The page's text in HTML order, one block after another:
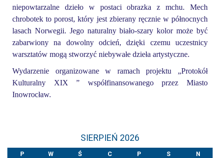
niepowtarzalne dzieło w postaci obrazka z mchu. Mech
chrobotek to porost, który jest zbierany ręcznie w północnych
lasach Norwegii. Jego naturalny biało-szary kolor może być
zabarwiony na dowolny odcień, dzięki czemu uczestnicy
warsztatów mogą stworzyć niebywałe dzieła artystyczne.
Wydarzenie organizowane w ramach projektu „Protokół
Kulturalny XIX ” współfinansowanego przez Miasto
Inowrocław.
SIERPIEŃ 2026
P W Ś C P S
N